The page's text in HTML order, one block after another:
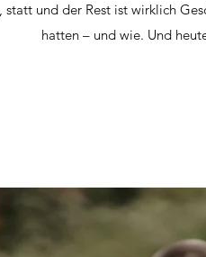
statt und der Rest ist wirklich
hatten – und wie. Und